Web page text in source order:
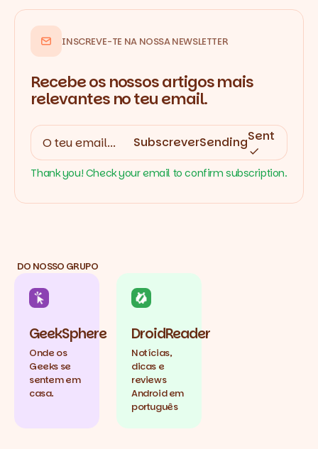
INSCREVE-TE NA NOSSA NEWSLETTER
Recebe os nossos artigos mais
relevantes no teu email.
SubscreverSendingSent
Thank you! Check your email to confirm subscription.
DO NOSSO GRUPO
GeekSphere
Onde os
Geeks se
sentem em
casa.
DroidReader
Notícias,
dicas e
reviews
Android em
português